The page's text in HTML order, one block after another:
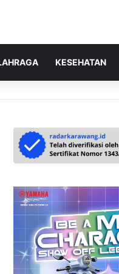
KESEHATAN